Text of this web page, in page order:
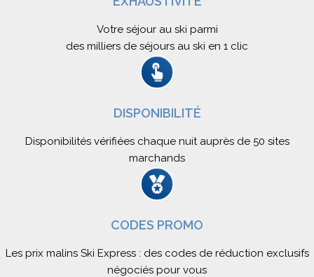
Les panoramas sont grandioses : les Aiguilles d’Arves, les
Écrins et le Massif du Thabor dominent la vallée. Depuis le
sommet de Gros Crey, la vue sur les sommets enneigés
avec Ski Express ?
Avec Ski Express, comparez les séjours ski à Valmeinier
location simple
week-end. Trouvez l’offre idéale et profitez d’un hiver
Votre séjour au ski parmi
des milliers de séjours au ski en 1 clic
DISPONIBILITÉ
Disponibilités vérifiées chaque nuit auprès de 50 sites
marchands
CODES PROMO
Les prix malins Ski Express : des codes de réduction exclusifs
négociés pour vous